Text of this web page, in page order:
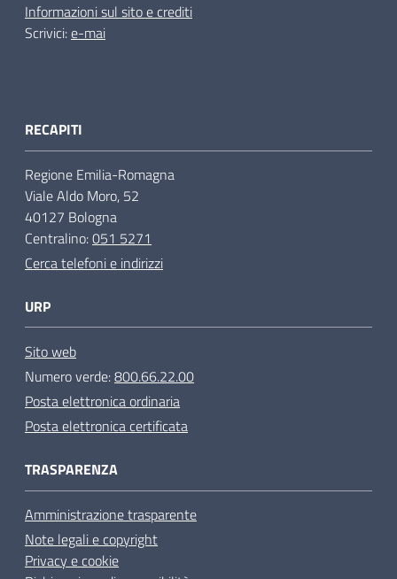
Informazioni sul sito e crediti
Scrivici:e-mai
RECAPITI
Regione Emilia-Romagna
Viale Aldo Moro, 52
40127 Bologna
Centralino:051 5271
Cerca telefoni e indirizzi
URP
Sito web
Numero verde:800.66.22.00
Posta elettronica ordinaria
Posta elettronica certificata
TRASPARENZA
Amministrazione trasparente
Note legali e copyright
Privacy e cookie